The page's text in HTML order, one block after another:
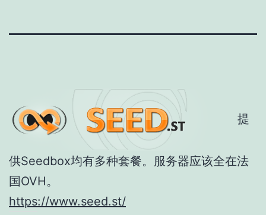
提
供Seedbox均有多种套餐。服务器应该全在法
国OVH。
https://www.seed.st/